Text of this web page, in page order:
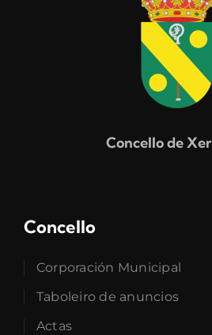
Concello de
Concello
Corporación Municipal
Taboleiro de anuncios
Actas